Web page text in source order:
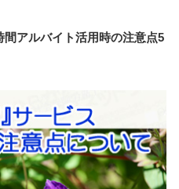
間アルバイト活用時の注意点5